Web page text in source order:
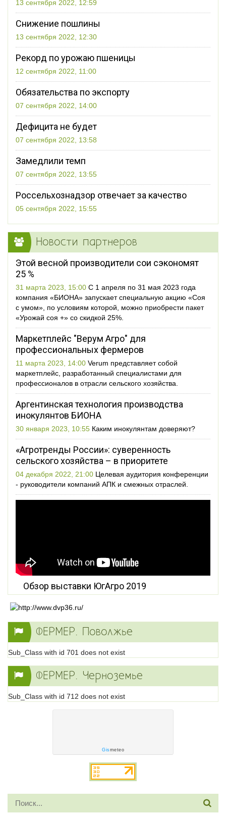
13 сентября 2022, 12:59
Снижение пошлины
13 сентября 2022, 12:30
Рекорд по урожаю пшеницы
12 сентября 2022, 11:00
Обязательства по экспорту
07 сентября 2022, 14:00
Дефицита не будет
07 сентября 2022, 13:58
Замедлили темп
07 сентября 2022, 13:55
Россельхознадзор отвечает за качество
05 сентября 2022, 15:55
Новости партнеров
Этой весной производители сои сэкономят
25 %
31 марта 2023, 15:00 С 1 апреля по 31 мая 2023 года
компания «БИОНА» запускает специальную акцию «Соя
с умом», по условиям которой, можно приобрести пакет
«Урожай соя +» со скидкой 25%.
Маркетплейс "Верум Агро" для
профессиональных фермеров
11 марта 2023, 14:00 Verum представляет собой
маркетплейс, разработанный специалистами для
профессионалов в отрасли сельского хозяйства.
Аргентинская технология производства
инокулянтов БИОНА
30 января 2023, 10:55 Каким инокулянтам доверяют?
«Агротренды России»: суверенность
сельского хозяйства – в приоритете
04 декабря 2022, 21:00 Целевая аудитория конференции
- руководители компаний АПК и смежных отраслей.
Обзор выставки ЮгАгро 2019
ФЕРМЕР. Поволжье
Sub_Class with id 701 does not exist
ФЕРМЕР. Черноземье
Sub_Class with id 712 does not exist
Gismeteo